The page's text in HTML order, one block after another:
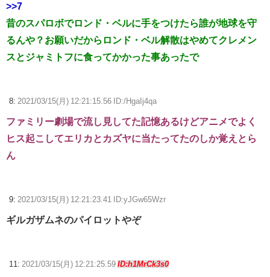
>>7
昔のスパロボでロンド・ベルに手をつけたら誰が地球を守
るんや？お願いだからロンド・ベル解散はやめてクレメン
スとジャミトフに食ってかかった事あったで
8: 2021/03/15(月) 12:21:15.56 ID:/HgaIj4qa
ファミリー劇場で流し見してた記憶あるけどアニメでよく
ヒス起こしてエリカとカズヤに当たってたのしか覚えとら
ん
9: 2021/03/15(月) 12:21:23.41 ID:yJGw65Wzr
ギルガザムネのパイロットやぞ
11: 2021/03/15(月) 12:21:25.59 ID:h1MrCk3s0